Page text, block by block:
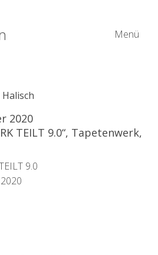
Menü
2020
TEILT 9.0“, Tapetenwerk,
9.0